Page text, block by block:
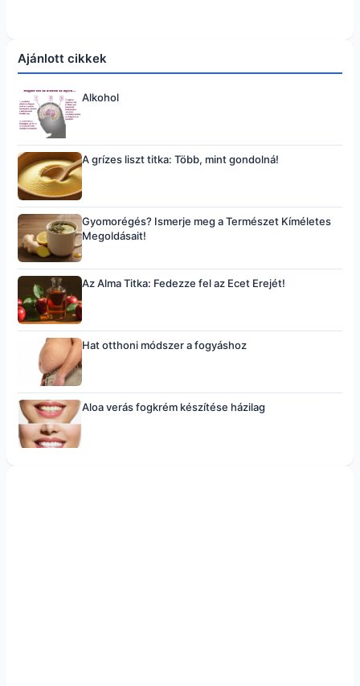
Ajánlott cikkek
Alkohol
A grízes liszt titka: Több, mint gondolná!
Gyomorégés? Ismerje meg a Természet Kíméletes
Megoldásait!
Az Alma Titka: Fedezze fel az Ecet Erejét!
Hat otthoni módszer a fogyáshoz
Aloa verás fogkrém készítése házilag